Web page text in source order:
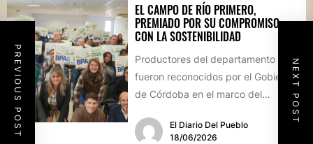
PREVIOUS POST NEXT POST
EL CAMPO DE RÍO PRIMERO,
PREMIADO POR SU COMPROMISO
CON LA SOSTENIBILIDAD
Productores del departamento
fueron reconocidos por el Gobierno
de Córdoba en el marco del
Agropecuarias (BPAs)....
El Diario Del Pueblo
18/06/2026